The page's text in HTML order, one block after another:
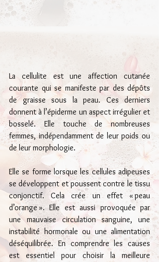
La cellulite est une affection cutanée
courante qui se manifeste par des dépôts
de graisse sous la peau. Ces derniers
donnent à l’épiderme un aspect irrégulier et
bosselé. Elle touche de nombreuses
femmes, indépendamment de leur poids ou
de leur morphologie.
Elle se forme lorsque les cellules adipeuses
se développent et poussent contre le tissu
conjonctif. Cela crée un effet « peau
d’orange ». Elle est aussi provoquée par
une mauvaise circulation sanguine, une
instabilité hormonale ou une alimentation
déséquilibrée. En comprendre les causes
est essentiel pour choisir la meilleure